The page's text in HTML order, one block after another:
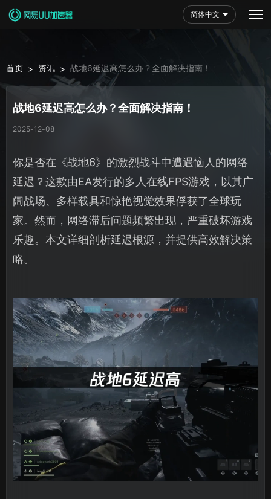
简体中文
首页 > 资讯 > 战地6延迟高怎么办？全面解决指南！
战地6延迟高怎么办？全面解决指南！
2025-12-08
你是否在《战地6》的激烈战斗中遭遇恼人的网络
延迟？这款由EA发行的多人在线FPS游戏，以其广
阔战场、多样载具和惊艳视觉效果俘获了全球玩
家。然而，网络滞后问题频繁出现，严重破坏游戏
乐趣。本文详细剖析延迟根源，并提供高效解决策
略。